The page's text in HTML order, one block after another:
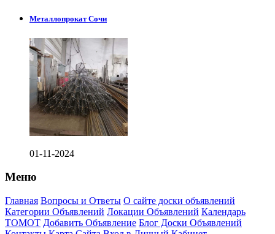
Металлопрокат Сочи
01-11-2024
Меню
Главная Вопросы и Ответы О сайте доски объявлений
Категории Объявлений Локации Объявлений Календарь
ТОМОТ Добавить Объявление Блог Доски Объявлений